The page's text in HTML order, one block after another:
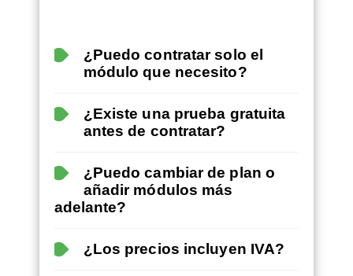
¿Puedo contratar solo el
módulo que necesito?
¿Existe una prueba gratuita
antes de contratar?
¿Puedo cambiar de plan o
añadir módulos más
adelante?
¿Los precios incluyen IVA?